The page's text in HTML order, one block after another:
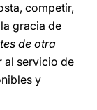
competir,
gracia de
de otra
al servicio de
y